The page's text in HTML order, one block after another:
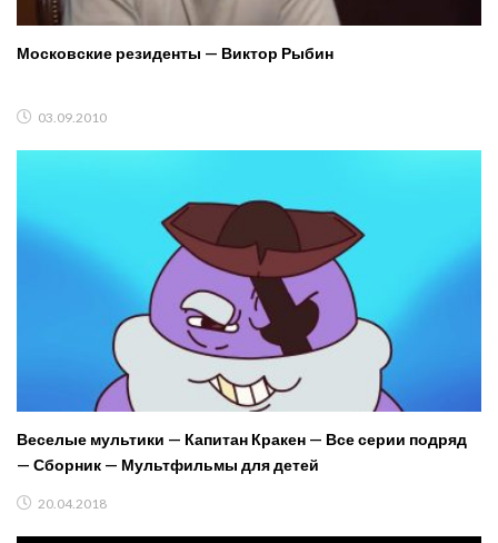
Московские резиденты — Виктор Рыбин
03.09.2010
Веселые мультики — Капитан Кракен — Все серии подряд
— Сборник — Мультфильмы для детей
20.04.2018